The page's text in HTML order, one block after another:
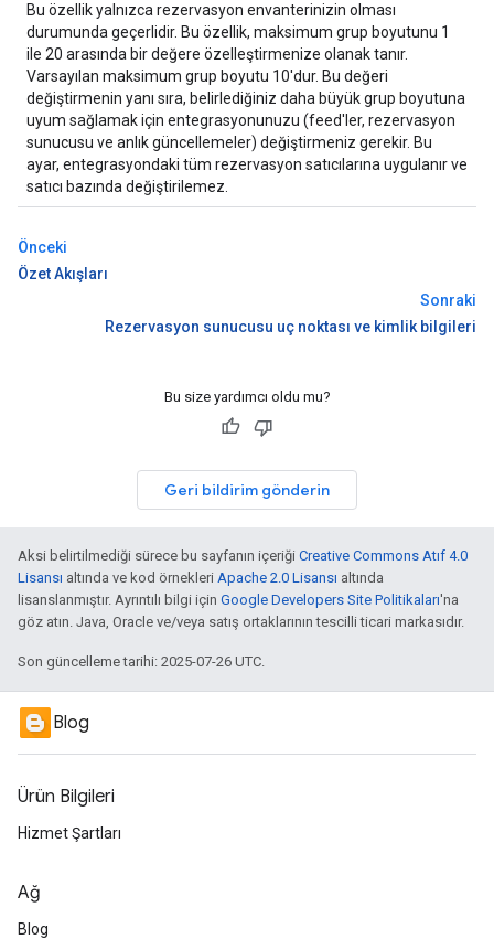
Bu özellik yalnızca rezervasyon envanterinizin olması
durumunda geçerlidir. Bu özellik, maksimum grup boyutunu 1
ile 20 arasında bir değere özelleştirmenize olanak tanır.
Varsayılan maksimum grup boyutu 10'dur. Bu değeri
değiştirmenin yanı sıra, belirlediğiniz daha büyük grup boyutuna
uyum sağlamak için entegrasyonunuzu (feed'ler, rezervasyon
sunucusu ve anlık güncellemeler) değiştirmeniz gerekir. Bu
ayar, entegrasyondaki tüm rezervasyon satıcılarına uygulanır ve
satıcı bazında değiştirilemez.
Önceki
Özet Akışları
Sonraki
Rezervasyon sunucusu uç noktası ve kimlik bilgileri
Bu size yardımcı oldu mu?
Geri bildirim gönderin
Aksi belirtilmediği sürece bu sayfanın içeriği Creative Commons Atıf 4.0
Lisansı altında ve kod örnekleri Apache 2.0 Lisansı altında
lisanslanmıştır. Ayrıntılı bilgi için Google Developers Site Politikaları'na
göz atın. Java, Oracle ve/veya satış ortaklarının tescilli ticari markasıdır.
Son güncelleme tarihi: 2025-07-26 UTC.
Blog
Ürün Bilgileri
Hizmet Şartları
Ağ
Blog